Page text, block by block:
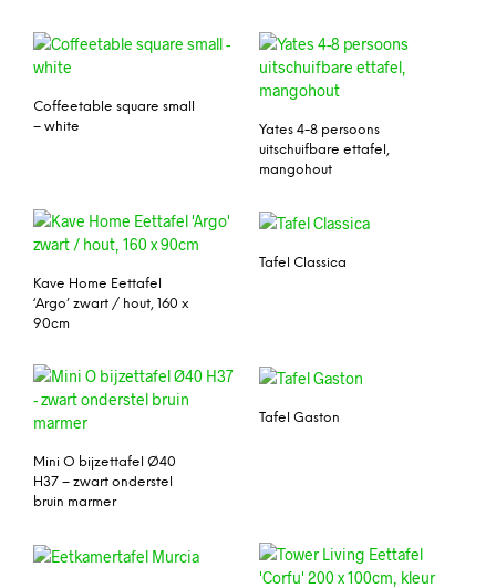
Coffeetable square small
– white
Yates 4-8 persoons
uitschuifbare ettafel,
mangohout
Kave Home Eettafel
‘Argo’ zwart / hout, 160 x
90cm
Tafel Classica
Mini O bijzettafel Ø40
H37 – zwart onderstel
bruin marmer
Tafel Gaston